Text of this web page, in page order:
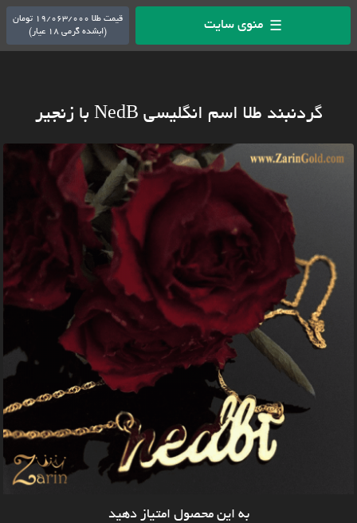
☰ منوی سایت
قیمت طلا 19/063/000 تومان
(ابشده گرمی 18 عیار)
گردنبند طلا اسم انگلیسی NedB با زنجیر
به این محصول امتیاز دهید